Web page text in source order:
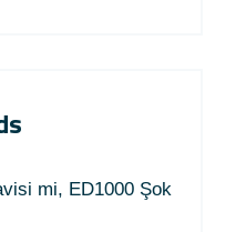
mi, ED1000 Şok